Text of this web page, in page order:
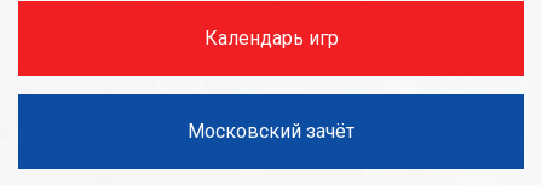
Календарь игр
Московский зачёт